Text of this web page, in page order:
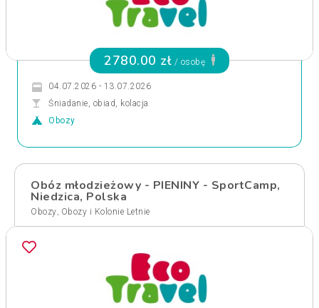
2780.00 zł / osobę
04.07.2026 - 13.07.2026
Śniadanie, obiad, kolacja
Obozy
Obóz młodzieżowy - PIENINY - SportCamp,
Niedzica, Polska
Obozy, Obozy i Kolonie Letnie